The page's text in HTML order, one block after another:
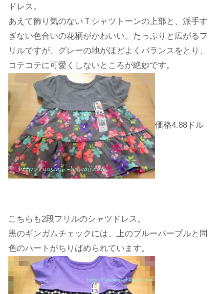
ドレス。
あえて飾り気のないＴシャツトーンの上部と、派手す
ぎない色合いの花柄がかわいい。たっぷりと広がるフ
リルですが、グレーの地がほどよくバランスをとり、
コテコテに可愛くしないところが絶妙です。
価格4.88ドル
こちらも2段フリルのシャツドレス。
黒のギンガムチェックには、上のブルーパープルと同
色のハートがちりばめられています。